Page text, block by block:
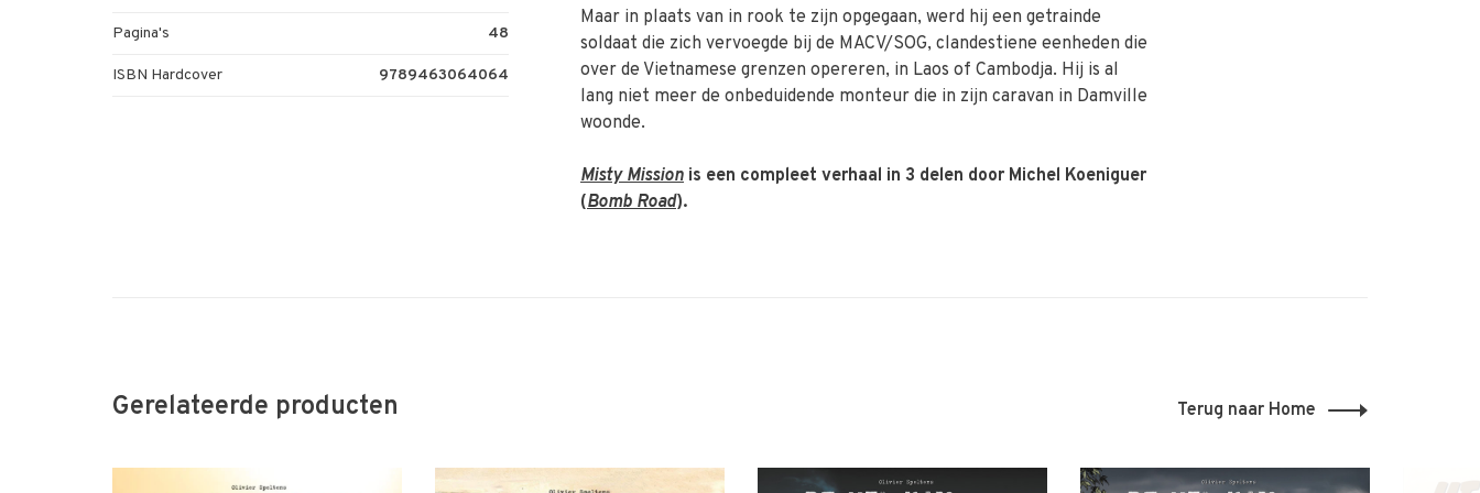
Pagina's 48
ISBN Hardcover 9789463064064
Maar in plaats van in rook te zijn opgegaan, werd hij een getrainde
soldaat die zich vervoegde bij de MACV/SOG, clandestiene eenheden die
over de Vietnamese grenzen opereren, in Laos of Cambodja. Hij is al
lang niet meer de onbeduidende monteur die in zijn caravan in Damville
woonde.
Misty Mission is een compleet verhaal in 3 delen door Michel Koeniguer
(Bomb Road).
Gerelateerde producten Terug naar Home